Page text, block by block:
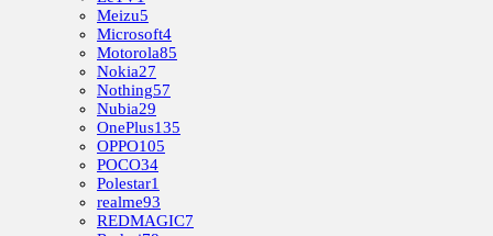
Meizu5
Microsoft4
Motorola85
Nokia27
Nothing57
Nubia29
OnePlus135
OPPO105
POCO34
Polestar1
realme93
REDMAGIC7